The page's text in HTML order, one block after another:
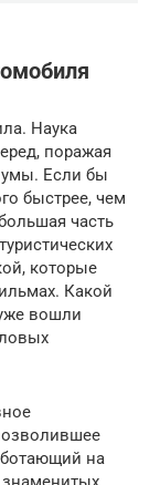
Наука
поражая
умы. Если бы
быстрее, чем
часть
которые
Какой
вошли
на